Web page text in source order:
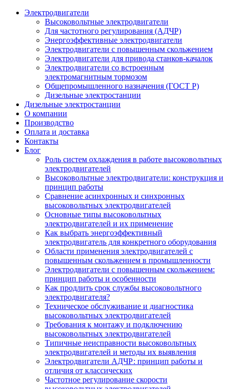
Электродвигатели
Высоковольтные электродвигатели
Для частотного регулирования (АДЧР)
Энергоэффективные электродвигатели
Электродвигатели с повышенным скольжением
Электродвигатели для привода станков-качалок
Электродвигатели со встроенным
электромагнитным тормозом
Общепромышленного назначения (ГОСТ Р)
Дизельные электростанции
Дизельные электростанции
О компании
Производство
Оплата и доставка
Контакты
Блог
Роль систем охлаждения в работе высоковольтных
электродвигателей
Высоковольтные электродвигатели: конструкция и
принцип работы
Сравнение асинхронных и синхронных
высоковольтных электродвигателей
Основные типы высоковольтных
электродвигателей и их применение
Как выбрать энергоэффективный
электродвигатель для конкретного оборудования
Области применения электродвигателей с
повышенным скольжением в промышленности
Электродвигатели с повышенным скольжением:
принцип работы и особенности
Как продлить срок службы высоковольтного
электродвигателя?
Техническое обслуживание и диагностика
высоковольтных электродвигателей
Требования к монтажу и подключению
высоковольтных электродвигателей
Типичные неисправности высоковольтных
электродвигателей и методы их выявления
Электродвигатели АДЧР: принцип работы и
отличия от классических
Частотное регулирование скорости